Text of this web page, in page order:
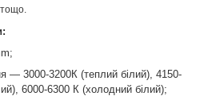
— 3000-3200К (теплий білий), 4150-
6000-6300 К (холодний білий);